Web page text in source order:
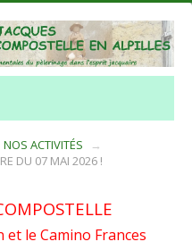
NOS ACTIVITÉS
→
DU 07 MAI 2026 !
le Camino Frances